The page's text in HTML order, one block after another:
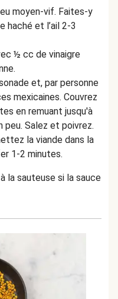
moyen-vif. Faites-y
haché et l’ail 2-3
½ cc de vinaigre
et, par personne
mexicaines. Couvrez
en remuant jusqu'à
peu. Salez et poivrez.
la viande dans la
1-2 minutes.
la sauteuse si la sauce